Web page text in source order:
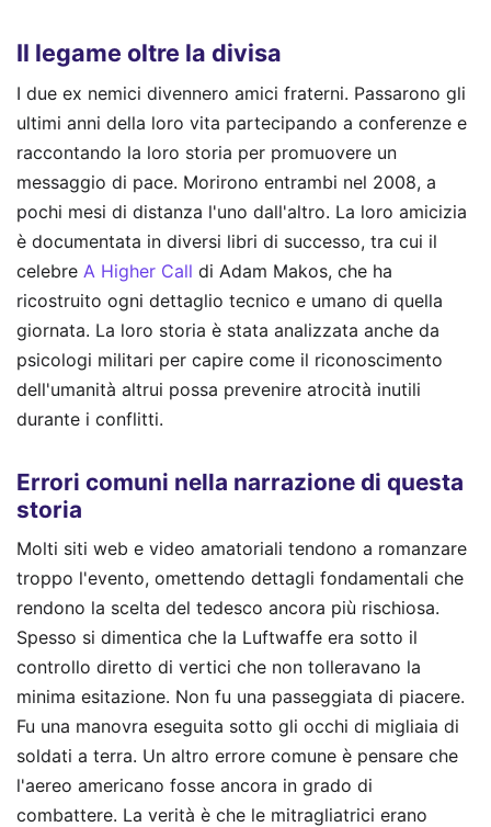
Il legame oltre la divisa
I due ex nemici divennero amici fraterni. Passarono gli
ultimi anni della loro vita partecipando a conferenze e
raccontando la loro storia per promuovere un
messaggio di pace. Morirono entrambi nel 2008, a
pochi mesi di distanza l'uno dall'altro. La loro amicizia
è documentata in diversi libri di successo, tra cui il
celebre A Higher Call di Adam Makos, che ha
ricostruito ogni dettaglio tecnico e umano di quella
giornata. La loro storia è stata analizzata anche da
psicologi militari per capire come il riconoscimento
dell'umanità altrui possa prevenire atrocità inutili
durante i conflitti.
Errori comuni nella narrazione di questa
storia
Molti siti web e video amatoriali tendono a romanzare
troppo l'evento, omettendo dettagli fondamentali che
rendono la scelta del tedesco ancora più rischiosa.
Spesso si dimentica che la Luftwaffe era sotto il
controllo diretto di vertici che non tolleravano la
minima esitazione. Non fu una passeggiata di piacere.
Fu una manovra eseguita sotto gli occhi di migliaia di
soldati a terra. Un altro errore comune è pensare che
l'aereo americano fosse ancora in grado di
combattere. La verità è che le mitragliatrici erano